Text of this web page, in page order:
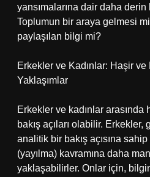
yansımalarına dair daha
Toplumun bir araya gelmesi
paylaşılan bilgi mi?
Erkekler ve Kadınlar: Haşir ve
Yaklaşımlar
Erkekler ve kadınlar arasında
bakış açıları olabilir.
analitik bir bakış açısına
(yayılma) kavramına daha
yaklaşabilirler. Onlar için,